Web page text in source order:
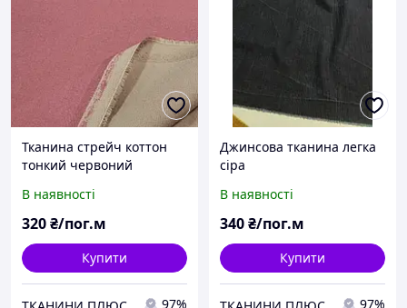
Тканина стрейч коттон
тонкий червоний
В наявності
320₴/пог.м
Купити
97%
Джинсова тканина легка
сіра
В наявності
340₴/пог.м
Купити
97%